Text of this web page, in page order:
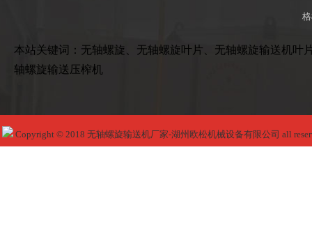
本站关键词：无轴螺旋、无轴螺旋叶片、无轴螺旋输送机
轴螺旋输送压榨机
Copyright © 2018 无轴螺旋输送机厂家-湖州欧松机械设备有限公司 all